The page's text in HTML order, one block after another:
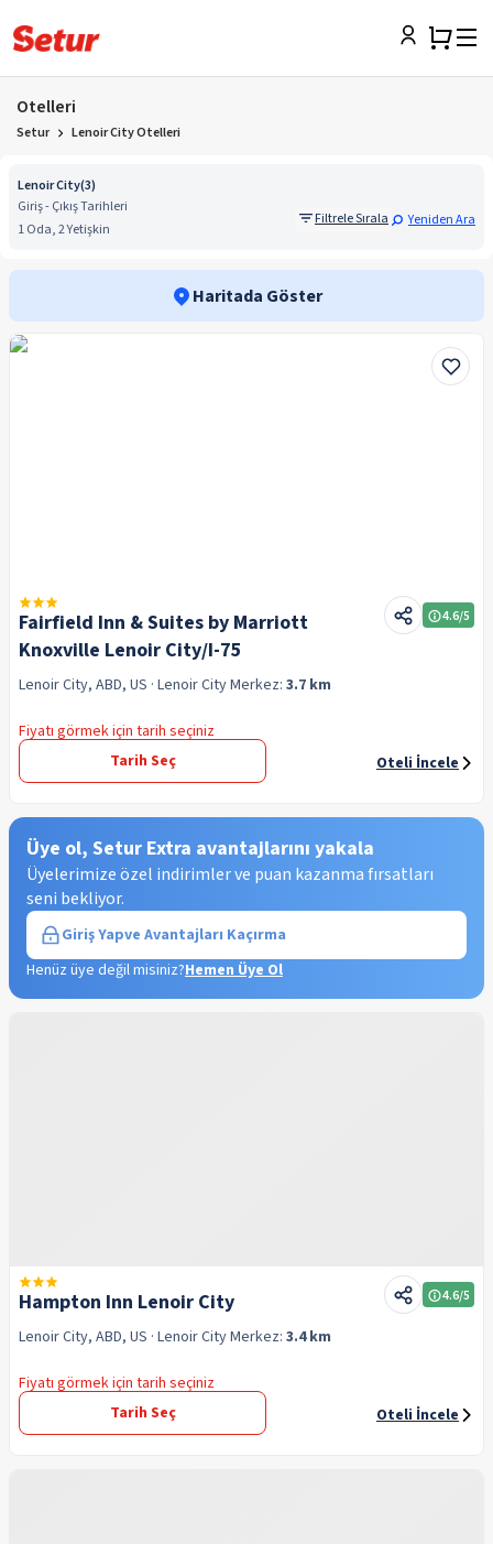
Otelleri
Setur Lenoir City Otelleri
Lenoir City(3)
Giriş - Çıkış Tarihleri
1 Oda, 2 Yetişkin
Filtrele Sırala Yeniden Ara
Haritada Göster
Fairfield Inn & Suites by Marriott
Knoxville Lenoir City/I-75
4.6/5
Lenoir City, ABD, US · Lenoir CityMerkez: 3.7 km
Fiyatı görmek için tarih seçiniz
Tarih Seç
Oteli İncele
Üye ol, Setur Extra avantajlarını yakala
Üyelerimize özel indirimler ve puan kazanma fırsatları
seni bekliyor.
Giriş Yapve Avantajları Kaçırma
Henüz üye değil misiniz?Hemen Üye Ol
Hampton Inn Lenoir City 4.6/5
Lenoir City, ABD, US · Lenoir CityMerkez: 3.4 km
Fiyatı görmek için tarih seçiniz
Tarih Seç
Oteli İncele